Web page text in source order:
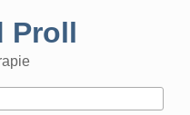
Proll